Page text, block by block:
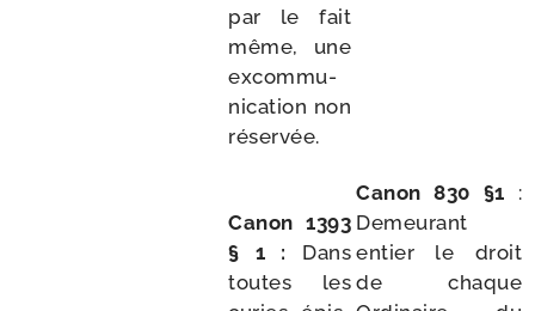
par le fait
même, une
excom­mu­
ni­ca­tion non
réservée.
Canon 1393
§ 1 : Dans
toutes les
Canon 830 §1 :
Demeurant
entier le droit
de chaque